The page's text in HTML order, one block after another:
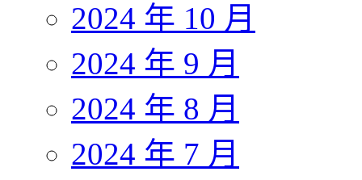
2024 年 10 月
2024 年 9 月
2024 年 8 月
2024 年 7 月